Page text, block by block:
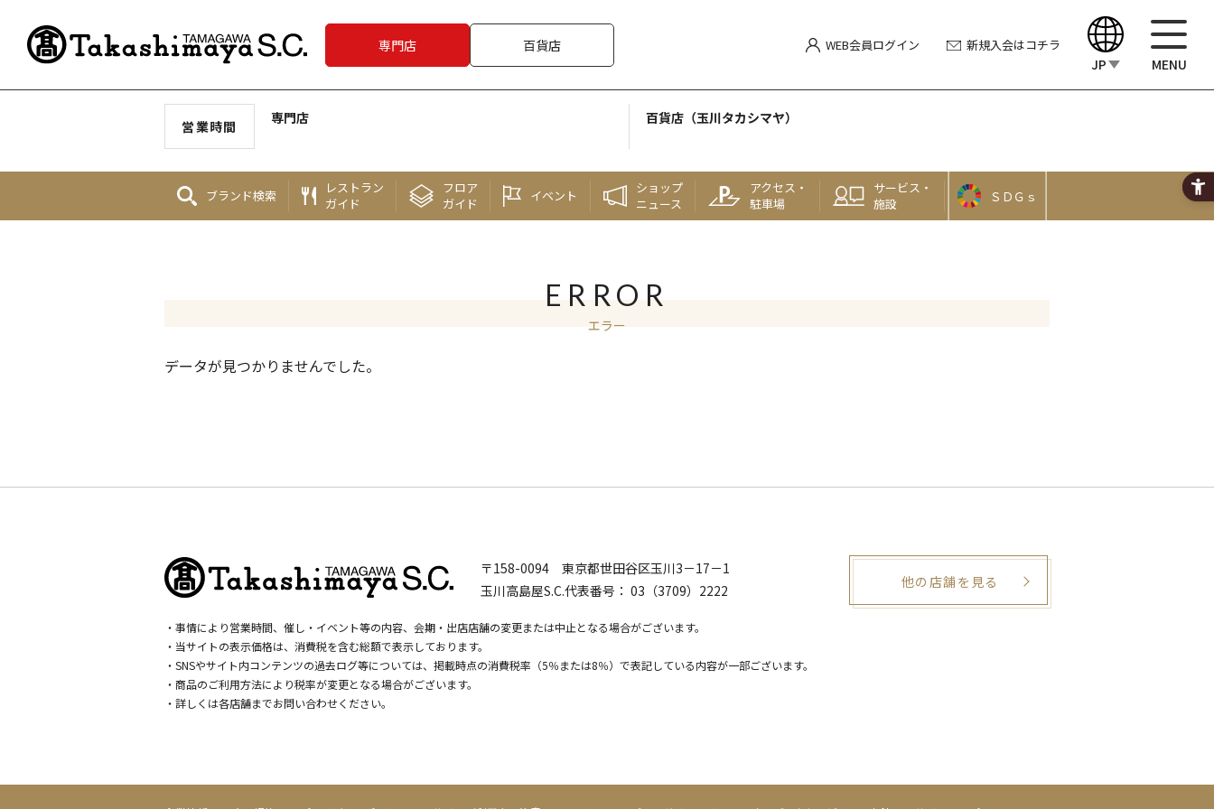
専門店 百貨店 WEB会員ログイン 新規入会はコチラ
JP MENU
営業時間 専門店 百貨店（玉川タカシマヤ）
ブランド検索
レストラン
ガイド
フロア
ガイド
イベント
ショップ
ニュース
アクセス・
駐車場
サービス・
施設
ＳＤＧｓ
ERROR
エラー
データが見つかりませんでした。
〒158-0094 東京都世田谷区玉川3－17－1
玉川高島屋S.C.代表番号： 03（3709）2222 他の店舗を見る
・事情により営業時間、催し・イベント等の内容、会期・出店店舗の変更または中止となる場合がございます。
・当サイトの表示価格は、消費税を含む総額で表示しております。
・SNSやサイト内コンテンツの過去ログ等については、掲載時点の消費税率（5％または8％）で表記している内容が一部ございます。
・商品のご利用方法により税率が変更となる場合がございます。
・詳しくは各店舗までお問い合わせください。